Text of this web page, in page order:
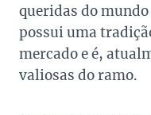
queridas do
possui uma
mercado e é,
valiosas do ramo.